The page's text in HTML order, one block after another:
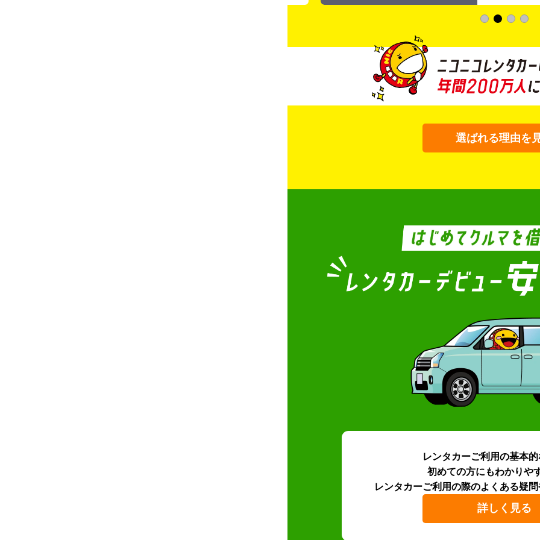
選ばれる理由を
レンタカーご利用の基本
初めての方にもわかりや
レンタカーご利用の際のよくある疑問
詳しく見る